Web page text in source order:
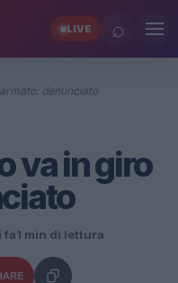
LIVE ⌕
denunciato
va in giro
fa1 min di lettura